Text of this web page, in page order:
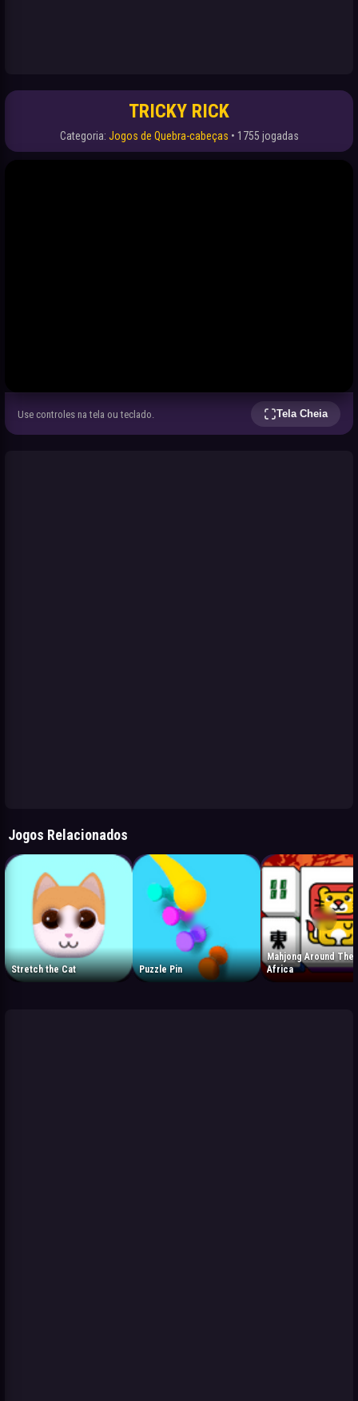
TRICKY RICK
Categoria: Jogos de Quebra-cabeças • 1755 jogadas
Use controles na tela ou teclado. Tela Cheia
Jogos Relacionados
Stretch the Cat Puzzle Pin
Mahjong Around The
Africa